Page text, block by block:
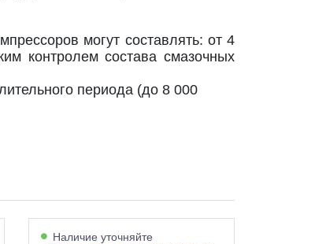
могут составлять: от 4
контролем состава смазочных
периода (до 8 000
Наличие уточняйте